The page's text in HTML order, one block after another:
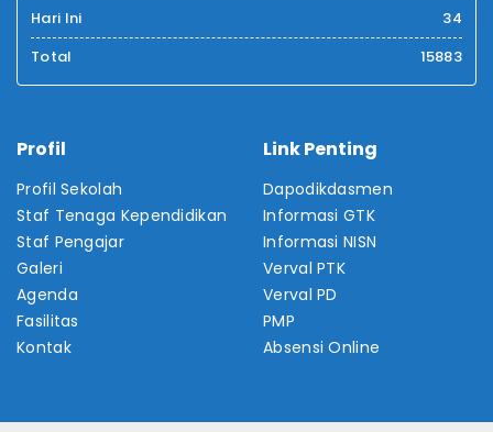
Hari Ini
34
Total
15883
Profil
Profil Sekolah
Staf Tenaga Kependidikan
Staf Pengajar
Galeri
Agenda
Fasilitas
Kontak
Link Penting
Dapodikdasmen
Informasi GTK
Informasi NISN
Verval PTK
Verval PD
PMP
Absensi Online